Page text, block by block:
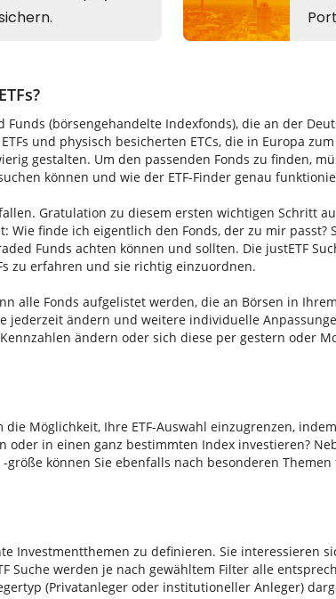
Funds (börsengehandelte Indexfonds), die an der
und physisch besicherten ETCs, die in Europa
gestalten. Um den passenden Fonds zu finden,
können und wie der ETF-Finder genau
Gratulation zu diesem ersten wichtigen Schritt
Wie finde ich eigentlich den Fonds, der zu mir
Funds achten können und sollten. Die justETF
zu erfahren und sie richtig einzuordnen.
alle Fonds aufgelistet werden, die an Börsen in
jederzeit ändern und weitere individuelle
ändern oder sich diese per gestern oder
Möglichkeit, Ihre ETF-Auswahl einzugrenzen,
oder in einen ganz bestimmten Index investieren?
-größe können Sie ebenfalls nach besonderen
Investmentthemen zu definieren. Sie interessieren
Suche werden je nach gewähltem Filter alle
(Privatanleger oder institutioneller Anleger)